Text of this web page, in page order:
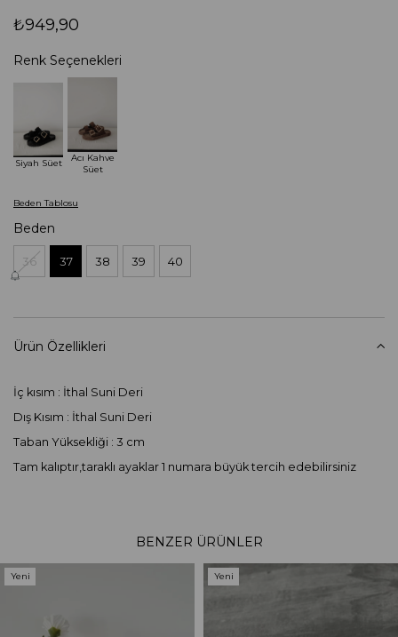
₺949,90
Renk Seçenekleri
Siyah Süet
Acı Kahve
Süet
Beden Tablosu
Beden
36 37 38 39 40
Ürün Özellikleri
İç kısım : İthal Suni Deri
Dış Kısım : İthal Suni Deri
Taban Yüksekliği : 3 cm
Tam kalıptır,taraklı ayaklar 1 numara büyük tercih edebilirsiniz
BENZER ÜRÜNLER
Yeni
Yeni